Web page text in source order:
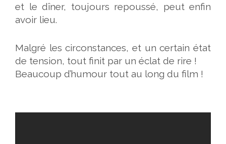
et le dîner, toujours repoussé, peut enfin
avoir lieu.
Malgré les circonstances, et un certain état
de tension, tout finit par un éclat de rire !
Beaucoup d’humour tout au long du film !